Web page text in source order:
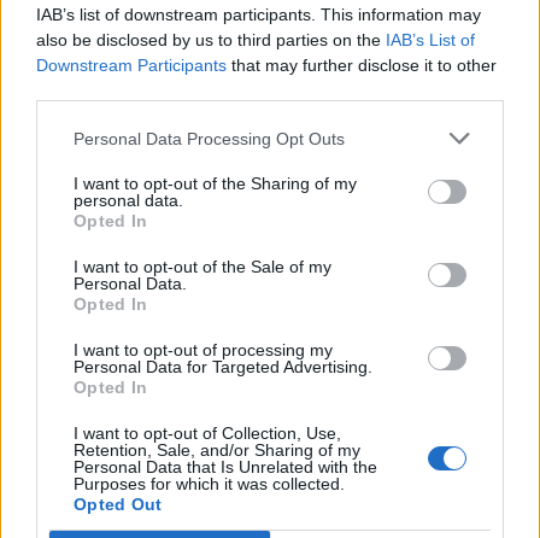
IAB’s list of downstream participants. This information may
also be disclosed by us to third parties on the IAB’s List of
Downstream Participants that may further disclose it to other
Personal Data Processing Opt Outs
I want to opt-out of the Sharing of my
personal data.
Opted In
I want to opt-out of the Sale of my
Personal Data.
Opted In
I want to opt-out of processing my
Personal Data for Targeted Advertising.
Opted In
I want to opt-out of Collection, Use,
Retention, Sale, and/or Sharing of my
Personal Data that Is Unrelated with the
Purposes for which it was collected.
Opted Out
1 2 3 … 9